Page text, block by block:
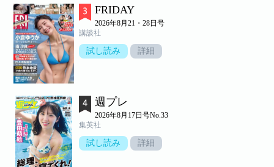
FRIDAY
2026年8月21・28日号
講談社
試し読み 詳細
週プレ
2026年8月17日号No.33
集英社
試し読み 詳細